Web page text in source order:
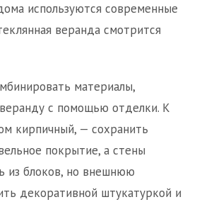
используются современные
веранда смотрится
материалы,
с помощью отделки. К
кирпичный, — сохранить
покрытие, а стены
из блоков, но внешнюю
декоративной штукатуркой и